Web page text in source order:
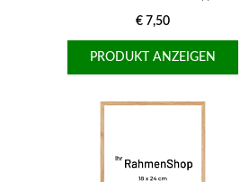
€ 7,50
PRODUKT ANZEIGEN